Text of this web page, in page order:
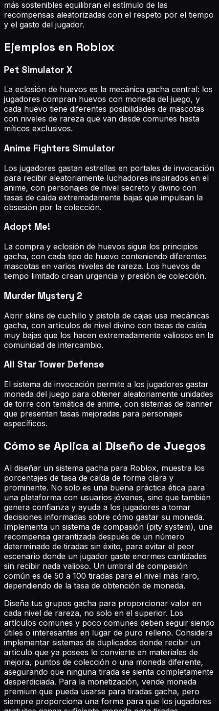
más sostenibles equilibran el estímulo de las
recompensas aleatorizadas con el respeto por el tiempo
y el gasto del jugador.
Ejemplos en Roblox
Pet Simulator X
La eclosión de huevos es la mecánica gacha central: los
jugadores compran huevos con moneda del juego, y
cada huevo tiene diferentes posibilidades de mascotas
con niveles de rareza que van desde comunes hasta
míticos exclusivos.
Anime Fighters Simulator
Los jugadores gastan estrellas en portales de invocación
para recibir aleatoriamente luchadores inspirados en el
anime, con personajes de nivel secreto y divino con
tasas de caída extremadamente bajas que impulsan la
obsesión por la colección.
Adopt Me!
La compra y eclosión de huevos sigue los principios
gacha, con cada tipo de huevo conteniendo diferentes
mascotas en varios niveles de rareza. Los huevos de
tiempo limitado crean urgencia y presión de colección.
Murder Mystery 2
Abrir skins de cuchillo y pistola de cajas usa mecánicas
gacha, con artículos de nivel divino con tasas de caída
muy bajas que los hacen extremadamente valiosos en la
comunidad de intercambio.
All Star Tower Defense
El sistema de invocación permite a los jugadores gastar
moneda del juego para obtener aleatoriamente unidades
de torre con temática de anime, con sistemas de banner
que presentan tasas mejoradas para personajes
específicos.
Cómo se Aplica al Diseño de Juegos
Al diseñar un sistema gacha para Roblox, muestra los
porcentajes de tasa de caída de forma clara y
prominente. No solo es una buena práctica ética para
una plataforma con usuarios jóvenes, sino que también
genera confianza y ayuda a los jugadores a tomar
decisiones informadas sobre cómo gastar su moneda.
Implementa un sistema de compasión (pity system), una
recompensa garantizada después de un número
determinado de tiradas sin éxito, para evitar el peor
escenario donde un jugador gaste enormes cantidades
sin recibir nada valioso. Un umbral de compasión
común es de 50 a 100 tiradas para el nivel más raro,
dependiendo de la tasa de obtención de moneda.
Diseña tus grupos gacha para proporcionar valor en
cada nivel de rareza, no solo en el superior. Los
artículos comunes y poco comunes deben seguir siendo
útiles o interesantes en lugar de puro relleno. Considera
implementar sistemas de duplicados donde recibir un
artículo que ya posees lo convierte en materiales de
mejora, puntos de colección o una moneda diferente,
asegurando que ninguna tirada se sienta completamente
desperdiciada. Para la monetización, vende moneda
premium que pueda usarse para tiradas gacha, pero
siempre proporciona una forma para que los jugadores